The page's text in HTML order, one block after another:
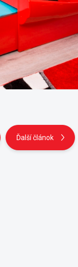
Ďalší článok